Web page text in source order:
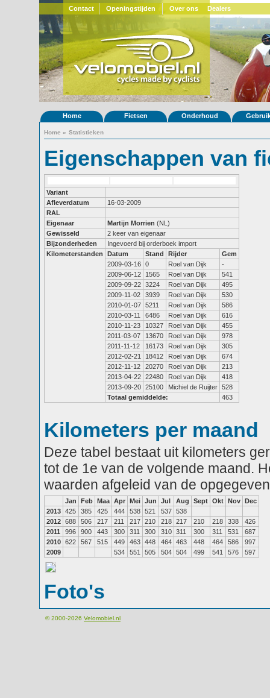
Contact Openingstijden Over ons Dealers
Home Fietsen Onderhoud
Home » Statistieken
Eigenschappen van
Variant
Afleverdatum
16-03-2009
RAL
Eigenaar
Martijn Morrien (NL)
Gewisseld
2 keer van eigenaar
Bijzonderheden
Ingevoerd bij orderboek import
Kilometerstanden
Datum Stand Rijder
Gem
2009-03-16 0 Roel van Dijk
-
2009-06-12
1565 Roel van Dijk
541
2009-09-22 3224 Roel van Dijk
495
2009-11-02
3939 Roel van Dijk
530
2010-01-07 5211 Roel van Dijk
586
2010-03-11
6486 Roel van Dijk
616
2010-11-23
10327 Roel van Dijk
455
2011-03-07
13670 Roel van Dijk
978
2011-11-12
16173 Roel van Dijk
305
2012-02-21
18412 Roel van Dijk
674
2012-11-12
20270 Roel van Dijk
213
2013-04-22 22480 Roel van Dijk
418
2013-09-20 25100 Michiel de Ruijter 528
Totaal gemiddelde:
463
Kilometers per maand
Deze tabel bestaat uit kilometers
tot de 1e van de volgende maand.
waarden afgeleid van de
Jan Feb Maa Apr Mei Jun Jul Aug Sept Okt Nov Dec
2013 425 385 425 444 538 521 537 538
2012 688 506 217 211 217 210 218 217 210 218 338
426
2011
996 900 443 300 311 300 310 311 300 311 531
687
2010 622 567 515 449 463 448 464 463 448 464 586
997
2009
534 551 505 504 504 499 541 576 597
Foto's
© 2000-2026 Velomobiel.nl